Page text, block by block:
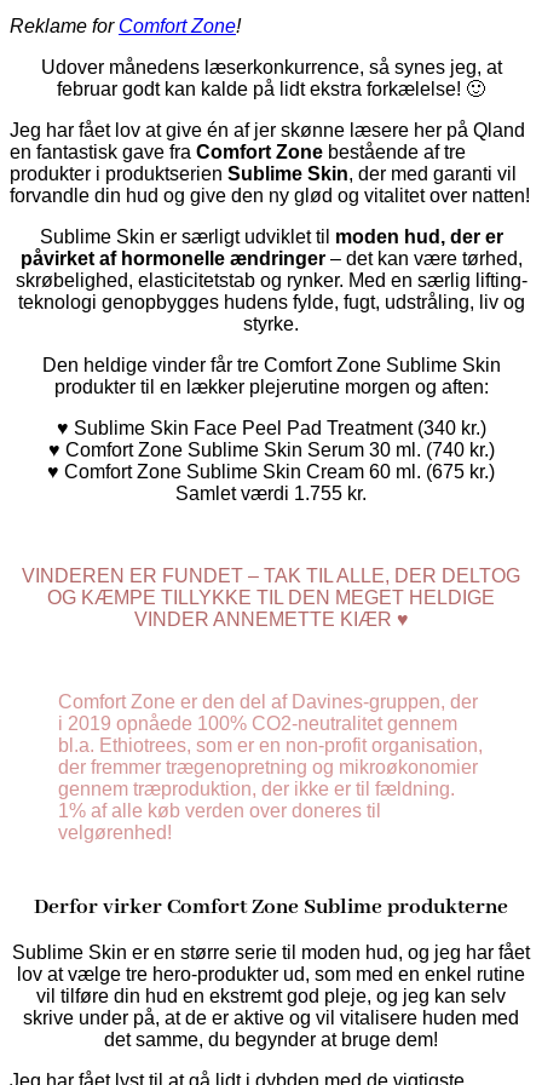
Reklame for Comfort Zone!
Udover månedens læserkonkurrence, så synes jeg, at
februar godt kan kalde på lidt ekstra forkælelse! 🙂
Jeg har fået lov at give én af jer skønne læsere her på Qland
en fantastisk gave fra Comfort Zone bestående af tre
produkter i produktserien Sublime Skin, der med garanti vil
forvandle din hud og give den ny glød og vitalitet over natten!
Sublime Skin er særligt udviklet til moden hud, der er
påvirket af hormonelle ændringer– det kan være tørhed,
skrøbelighed, elasticitetstab og rynker. Med en særlig lifting-
teknologi genopbygges hudens fylde, fugt, udstråling, liv og
styrke.
Den heldige vinder får tre Comfort Zone Sublime Skin
produkter til en lækker plejerutine morgen og aften:
♥ Sublime Skin Face Peel Pad Treatment (340 kr.)
♥ Comfort Zone Sublime Skin Serum 30 ml. (740 kr.)
♥ Comfort Zone Sublime Skin Cream 60 ml. (675 kr.)
Samlet værdi 1.755 kr.
VINDEREN ER FUNDET – TAK TIL ALLE, DER DELTOG
OG KÆMPE TILLYKKE TIL DEN MEGET HELDIGE
VINDER ANNEMETTE KIÆR ♥
Comfort Zone er den del af Davines-gruppen, der
i 2019 opnåede 100% CO2-neutralitet gennem
bl.a. Ethiotrees, som er en non-profit organisation,
der fremmer trægenopretning og mikroøkonomier
gennem træproduktion, der ikke er til fældning.
1% af alle køb verden over doneres til
velgørenhed!
Derfor virker Comfort Zone Sublime produkterne
Sublime Skin er en større serie til moden hud, og jeg har fået
lov at vælge tre hero-produkter ud, som med en enkel rutine
vil tilføre din hud en ekstremt god pleje, og jeg kan selv
skrive under på, at de er aktive og vil vitalisere huden med
det samme, du begynder at bruge dem!